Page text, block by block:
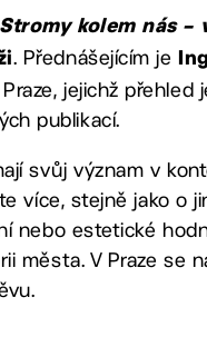
Stromy kolem nás –
. Přednášejícím je
jejichž přehled
publikací.
svůj význam v
více, stejně jako o
nebo estetické
V Praze se